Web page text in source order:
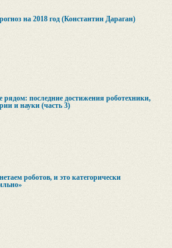
на 2018 год (Константин Дараган)
рядом: последние достижения роботехники,
и науки (часть 3)
роботов, и это категорически